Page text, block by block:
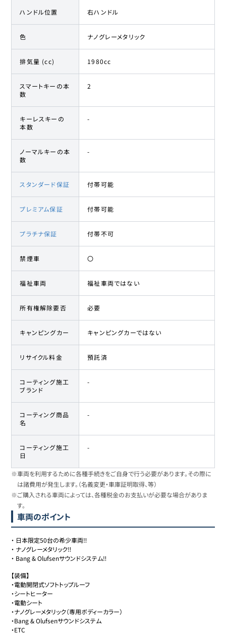
ハンドル位置 右ハンドル
色 ナノグレーメタリック
排気量 (cc) 1980cc
スマートキーの本
数
2
キーレスキーの
本数
-
ノーマルキーの本
数
-
スタンダード保証 付帯可能
プレミアム保証 付帯可能
プラチナ保証 付帯不可
禁煙車 〇
福祉車両 福祉車両ではない
所有権解除要否 必要
キャンピングカー キャンピングカーではない
リサイクル料金 預託済
コーティング施工
ブランド
-
コーティング商品
名
-
コーティング施工
日
-
※車両を利用するために各種手続きをご自身で行う必要があります。その際に
は諸費用が発生します。（名義変更・車庫証明取得、等）
※ご購入される車両によっては、各種税金のお支払いが必要な場合がありま
す。
車両のポイント
・ 日本限定50台の希少車両‼︎
・ ナノグレーメタリック‼︎
・ Bang & Olufsenサウンドシステム‼︎
【装備】
・電動開閉式ソフトトップルーフ
・シートヒーター
・電動シート
・ナノグレーメタリック（専用ボディーカラー）
・Bang & Olufsenサウンドシステム
・ETC